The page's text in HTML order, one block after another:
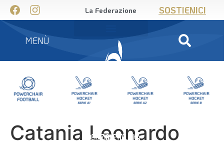
La Federazione SOSTIENICI
MENÙ
Catania Leonardo